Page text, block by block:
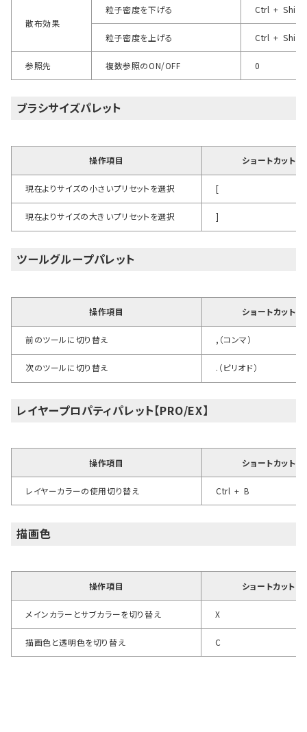
散布効果
粒子密度を下げる Ctrl + Shift
粒子密度を上げる Ctrl + Shift
参照先 複数参照のON/OFF 0
ブラシサイズパレット
操作項目 ショートカットキ
現在よりサイズの小さいプリセットを選択 [
現在よりサイズの大きいプリセットを選択 ]
ツールグループパレット
操作項目 ショートカットキ
前のツールに切り替え ,（コンマ）
次のツールに切り替え .（ピリオド）
レイヤープロパティパレット【PRO/EX】
操作項目 ショートカットキ
レイヤーカラーの使用切り替え Ctrl + B
描画色
操作項目 ショートカットキ
メインカラーとサブカラーを切り替え X
描画色と透明色を切り替え C